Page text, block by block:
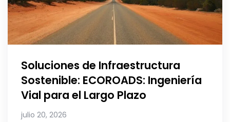
Soluciones de Infraestructura
Sostenible: ECOROADS: Ingeniería
Vial para el Largo Plazo
julio 20, 2026